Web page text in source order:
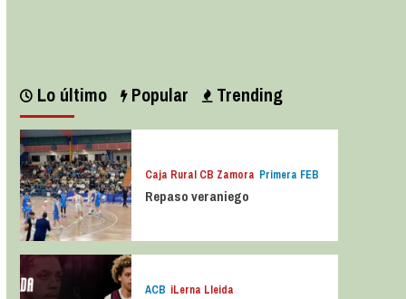
Lo último Popular Trending
Caja Rural CB Zamora Primera FEB
Repaso veraniego
ACB iLerna Lleida